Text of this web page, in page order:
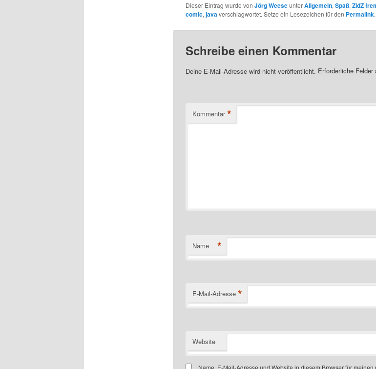
Dieser Eintrag wurde von Jörg WeeseunterAllgemein, Spaß, ZidZ
comic, javaverschlagwortet. Setze ein Lesezeichen für den Permalink.
Schreibe einen Kommentar
Deine E-Mail-Adresse wird nicht veröffentlicht. Erforderliche Felder
Kommentar *
Name *
E-Mail-Adresse *
Website
Name, E-Mail-Adresse und Website in diesem Browser für meinen